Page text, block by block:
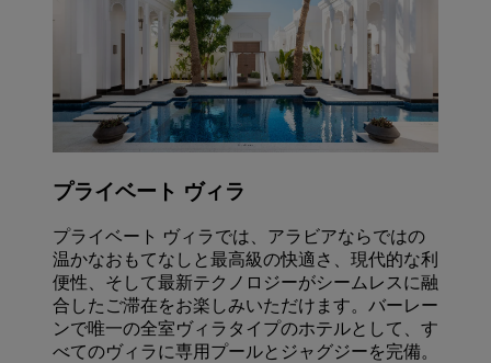
プライベート ヴィラ
プライベート ヴィラでは、アラビアならではの
温かなおもてなしと最高級の快適さ、現代的な利
便性、そして最新テクノロジーがシームレスに融
合したご滞在をお楽しみいただけます。バーレー
ンで唯一の全室ヴィラタイプのホテルとして、す
べてのヴィラに専用プールとジャグジーを完備。